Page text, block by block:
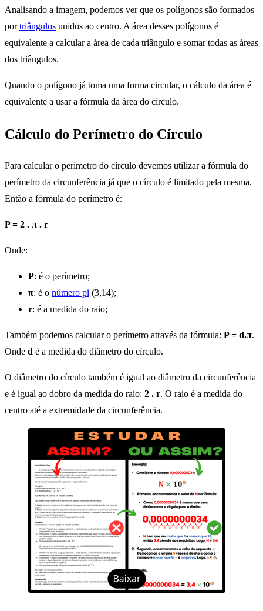
Analisando a imagem, podemos ver que os polígonos são formados
portriângulos unidos ao centro. A área desses polígonos é
equivalente a calcular a área de cada triângulo e somar todas as áreas
dos triângulos.
Quando o polígono já toma uma forma circular, o cálculo da área é
equivalente a usar a fórmula da área do círculo.
Cálculo do Perímetro do Círculo
Para calcular o perímetro do círculo devemos utilizar a fórmula do
perímetro da circunferência já que o círculo é limitado pela mesma.
Então a fórmula do perímetro é:
P = 2 . π . r
Onde:
P: é o perímetro;
π: é o número pi (3,14);
r: é a medida do raio;
Também podemos calcular o perímetro através da fórmula: P = d.π.
Onde d é a medida do diâmetro do círculo.
O diâmetro do círculo também é igual ao diâmetro da circunferência
e é igual ao dobro da medida do raio: 2 . r. O raio é a medida do
centro até a extremidade da circunferência.